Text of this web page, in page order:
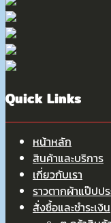
Quick Links
หน้าหลัก
สินค้าและบริการ
เกี่ยวกับเรา
ราวตากผ้าแป๊ปปร
สั่งซื้อและชำระเงิน